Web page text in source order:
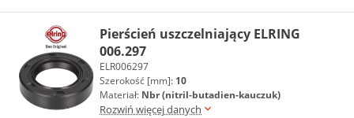
Pierścień uszczelniający ELRING
006.297
ELR006297
Szerokość [mm]: 10
Materiał: Nbr (nitril-butadien-kauczuk)
Rozwiń więcej danych